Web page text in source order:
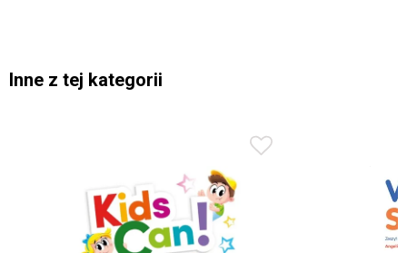
Inne z tej kategorii